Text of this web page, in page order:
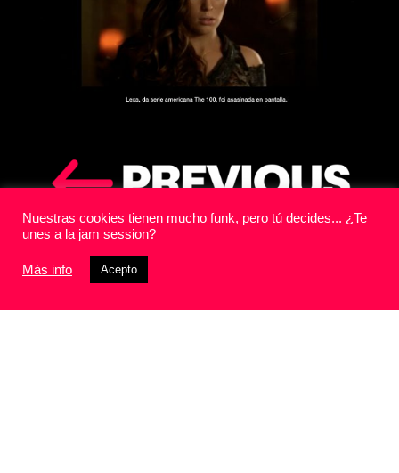
Nuestras cookies tienen mucho funk, pero tú decides... ¿Te
unes a la jam session?
Más info Acepto